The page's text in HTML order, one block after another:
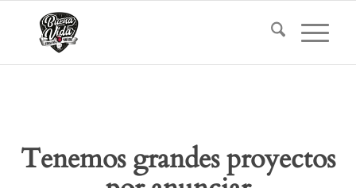
Tenemos grandes proyectos